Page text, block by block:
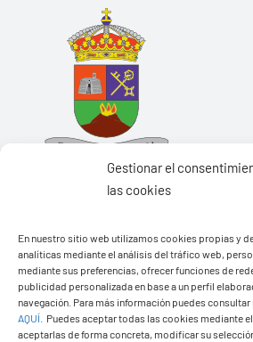
Gestionar el
las cookies
En nuestro sitio web utilizamos cookies propias y
analíticas mediante el análisis del tráfico web,
mediante sus preferencias, ofrecer funciones de
publicidad personalizada en base a un perfil
navegación. Para más información puedes
AQUÍ
Puedes aceptar todas las cookies mediante
aceptarlas de forma concreta, modificar su
Ayuntamiento de Yaiza
Pza. de Los Remedios, 1
35570 – Yaiza
Tel:928 83 62 20